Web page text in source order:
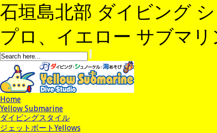
石垣島北部 ダイビング
プロ、イエロー サブマ
Home
Yellow Submarine
ダイビングスタイル
ジェットボートYellows